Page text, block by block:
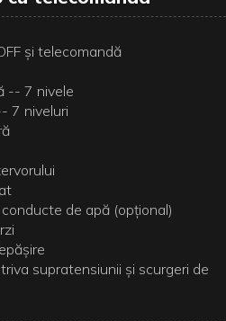
și telecomandă
-- 7 nivele
7 niveluri
de apă (opțional)
supratensiunii și scurgeri de